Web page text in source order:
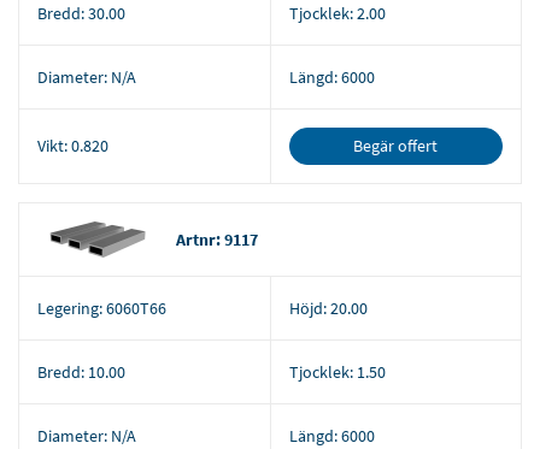
Bredd:30.00 Tjocklek:2.00
Diameter: N/A Längd:6000
Vikt:0.820 Begär offert
Artnr: 9117
Legering:6060T66 Höjd:20.00
Bredd: 10.00 Tjocklek: 1.50
Diameter: N/A Längd:6000